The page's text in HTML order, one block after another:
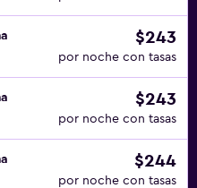
$243
por noche con tasas
$243
por noche con tasas
$244
por noche con tasas